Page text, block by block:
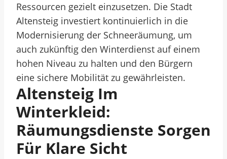
Ressourcen gezielt einzusetzen. Die Stadt
Altensteig investiert kontinuierlich in die
Modernisierung der Schneeräumung, um
auch zukünftig den Winterdienst auf einem
hohen Niveau zu halten und den Bürgern
eine sichere Mobilität zu gewährleisten.
Altensteig Im
Winterkleid:
Räumungsdienste Sorgen
Für Klare Sicht